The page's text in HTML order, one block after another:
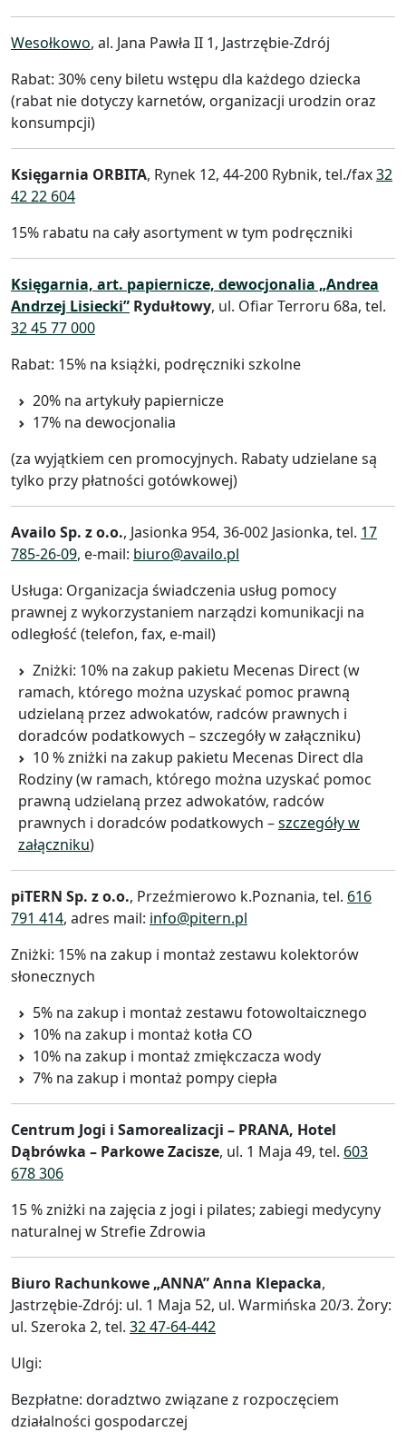
Wesołkowo, al. Jana Pawła II 1, Jastrzębie-Zdrój
Rabat: 30% ceny biletu wstępu dla każdego dziecka
(rabat nie dotyczy karnetów, organizacji urodzin oraz
konsumpcji)
Księgarnia ORBITA, Rynek 12, 44-200 Rybnik, tel./fax32
42 22 604
15% rabatu na cały asortyment w tym podręczniki
Księgarnia, art. papiernicze, dewocjonalia „Andrea
Andrzej Lisiecki” Rydułtowy, ul. Ofiar Terroru 68a, tel.
32 45 77 000
Rabat: 15% na książki, podręczniki szkolne
20% na artykuły papiernicze
17% na dewocjonalia
(za wyjątkiem cen promocyjnych. Rabaty udzielane są
tylko przy płatności gotówkowej)
Availo Sp. z o.o., Jasionka 954, 36-002 Jasionka, tel. 17
785-26-09, e-mail: biuro@availo.pl
Usługa: Organizacja świadczenia usług pomocy
prawnej z wykorzystaniem narządzi komunikacji na
odległość (telefon, fax, e-mail)
Zniżki: 10% na zakup pakietu Mecenas Direct (w
ramach, którego można uzyskać pomoc prawną
udzielaną przez adwokatów, radców prawnych i
doradców podatkowych – szczegóły w załączniku)
10 % zniżki na zakup pakietu Mecenas Direct dla
Rodziny (w ramach, którego można uzyskać pomoc
prawną udzielaną przez adwokatów, radców
prawnych i doradców podatkowych –szczegóły w
załączniku)
piTERN Sp. z o.o., Przeźmierowo k.Poznania, tel. 616
791 414, adres mail: info@pitern.pl
Zniżki: 15% na zakup i montaż zestawu kolektorów
słonecznych
5% na zakup i montaż zestawu fotowoltaicznego
10% na zakup i montaż kotła CO
10% na zakup i montaż zmiękczacza wody
7% na zakup i montaż pompy ciepła
Centrum Jogi i Samorealizacji – PRANA, Hotel
Dąbrówka – Parkowe Zacisze, ul. 1 Maja 49, tel. 603
678 306
15 % zniżki na zajęcia z jogi i pilates; zabiegi medycyny
naturalnej w Strefie Zdrowia
Biuro Rachunkowe „ANNA” Anna Klepacka,
Jastrzębie-Zdrój: ul. 1 Maja 52, ul. Warmińska 20/3. Żory:
ul. Szeroka 2, tel. 32 47-64-442
Ulgi:
Bezpłatne: doradztwo związane z rozpoczęciem
działalności gospodarczej